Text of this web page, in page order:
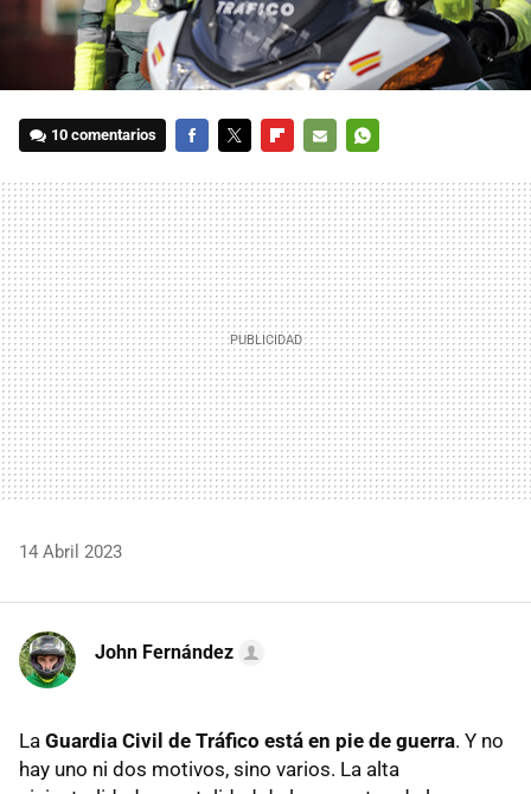
10 comentarios
MAIL
14 Abril 2023
John Fernández
La Guardia Civil de Tráfico está en pie de guerra. Y no
hay uno ni dos motivos, sino varios. La alta